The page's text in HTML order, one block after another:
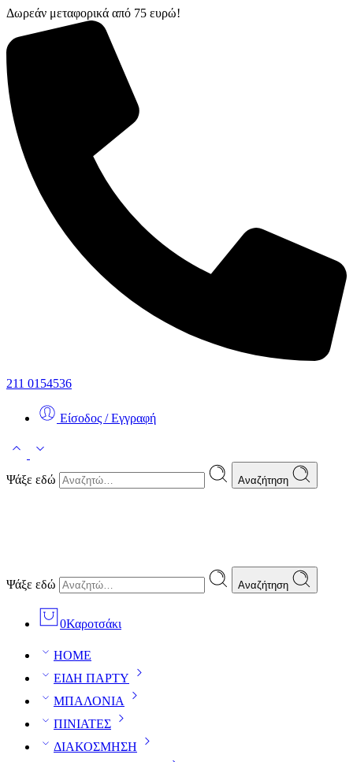
Δωρεάν μεταφορικά από 75 ευρώ!
211 0154536
Είσοδος / Εγγραφή
Ψάξε εδώ Αναζήτηση
Ψάξε εδώ Αναζήτηση
0Καροτσάκι
HOME
ΕΙΔΗ ΠΑΡΤΥ
ΜΠΑΛΟΝΙΑ
ΠΙΝΙΑΤΕΣ
ΔΙΑΚΟΣΜΗΣΗ